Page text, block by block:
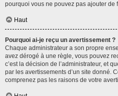
pourquoi vous ne pouvez pas ajouter de
Haut
Pourquoi ai-je reçu un avertissement ?
Chaque administrateur a son propre
avez dérogé à une règle, vous pouvez
c’est la décision de l’administrateur, et
par les avertissements d’un site donné.
comprenez pas les raisons de votre